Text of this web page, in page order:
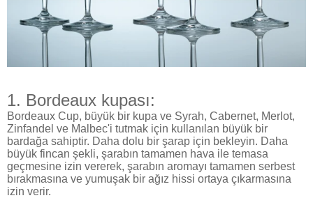
1. Bordeaux kupası:
Bordeaux Cup, büyük bir kupa ve Syrah, Cabernet, Merlot,
Zinfandel ve Malbec'i tutmak için kullanılan büyük bir
bardağa sahiptir. Daha dolu bir şarap için bekleyin. Daha
büyük fincan şekli, şarabın tamamen hava ile temasa
geçmesine izin vererek, şarabın aromayı tamamen serbest
bırakmasına ve yumuşak bir ağız hissi ortaya çıkarmasına
izin verir.